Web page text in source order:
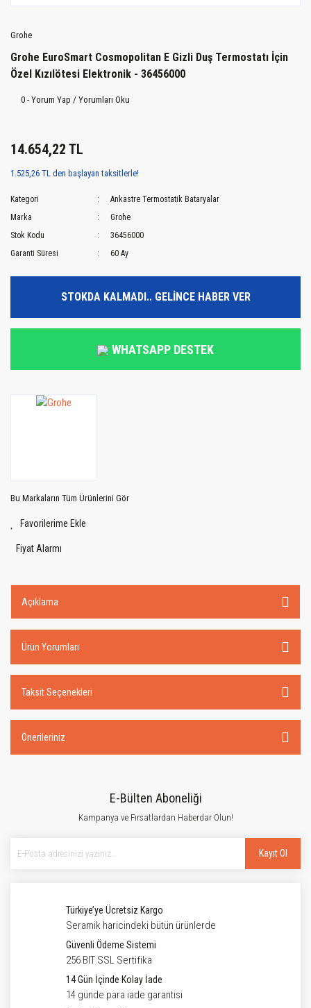
Grohe
Grohe EuroSmart Cosmopolitan E Gizli Duş Termostatı İçin
Özel Kızılötesi Elektronik - 36456000
0 - Yorum Yap / Yorumları Oku
14.654,22 TL
1.525,26 TL den başlayan taksitlerle!
Kategori
Ankastre Termostatik Bataryalar
Marka
Grohe
Stok Kodu
36456000
Garanti Süresi
60 Ay
STOKDA KALMADI.. GELİNCE HABER VER
WHATSAPP DESTEK
Bu Markaların Tüm Ürünlerini Gör
Fiyat Alarmı
Açıklama
Ürün Yorumları
Taksit Seçenekleri
Önerileriniz
E-Bülten Aboneliği
Kampanya ve Fırsatlardan Haberdar Olun!
Kayıt Ol
Türkiye’ye Ücretsiz Kargo
Seramik haricindeki bütün ürünlerde
Güvenli Ödeme Sistemi
256 BIT SSL Sertifika
14 Gün İçinde Kolay İade
14 günde para iade garantisi